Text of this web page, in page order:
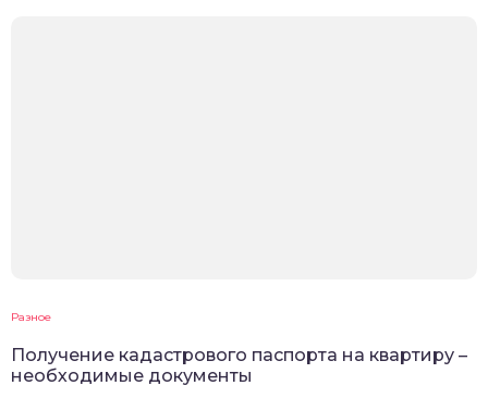
Разное
Получение кадастрового паспорта на квартиру –
необходимые документы